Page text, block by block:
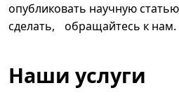
опубликовать научную
сделать, обращайтесь к
Наши услуги